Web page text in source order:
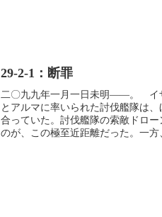
29-2-1：断罪
二〇九九年一月一日未明――。 イ
とアルマに率いられた討伐艦隊は
合っていた。討伐艦隊の索敵ドロ
のが、この極至近距離だった。一方